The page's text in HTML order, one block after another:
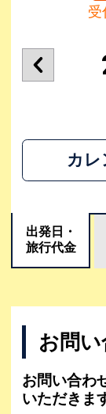
受
カレ
出発日・
旅行代金
お問
お問い合わ
いただきま